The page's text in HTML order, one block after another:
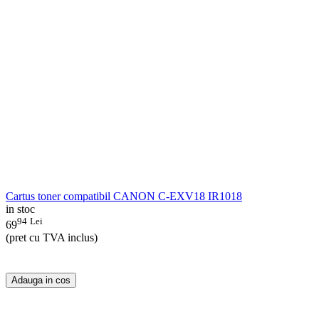
Cartus toner compatibil CANON C-EXV18 IR1018
in stoc
6994 Lei
(pret cu TVA inclus)
Adauga in cos